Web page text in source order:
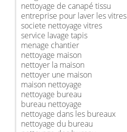
nettoyage de canapé tissu
entreprise pour laver les vitres
societe nettoyage vitres
service lavage tapis
menage chantier
nettoyage maison
nettoyer la maison
nettoyer une maison
maison nettoyage
nettoyage bureau
bureau nettoyage
nettoyage dans les bureaux
nettoyage du bureau